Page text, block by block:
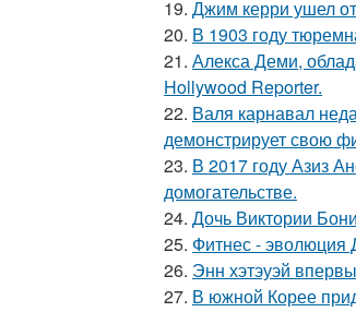
19. Джим керри ушел
20. В 1903 году
21. Алекса Деми,
Hollywood Reporter.
22. Валя карнавал
демонстрирует свою
23. В 2017 году Азиз
домогательстве.
24. Дочь Виктории
25. Фитнес - эволюция
26. Энн хэтэуэй
27. В южной Корее